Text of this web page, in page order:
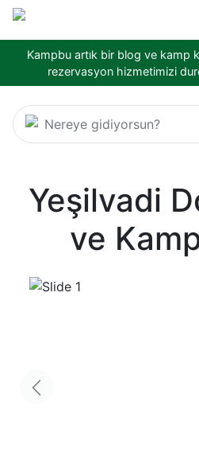
Kampbu artık bir blog ve kamp
rezervasyon hizmetimizi
Nereye gidiyorsun?
Yeşilvadi
ve